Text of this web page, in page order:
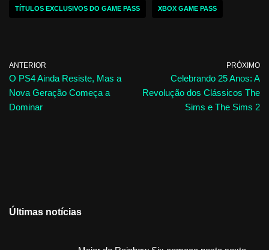
TÍTULOS EXCLUSIVOS DO GAME PASS XBOX GAME PASS
ANTERIOR
O PS4 Ainda Resiste, Mas a
Nova Geração Começa a
Dominar
PRÓXIMO
Celebrando 25 Anos: A
Revolução dos Clássicos The
Sims e The Sims 2
Últimas notícias